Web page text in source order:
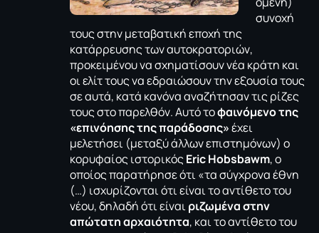
συνοχή
τους στην μεταβατική εποχή της
κατάρρευσης των αυτοκρατοριών,
προκειμένου να σχηματίσουν νέα κράτη και
οι ελίτ τους να εδραιώσουν την εξουσία τους
σε αυτά, κατά κανόνα αναζήτησαν τις ρίζες
τους στο παρελθόν. Αυτό τοφαινόμενο της
«επινόησης της παράδοσης»έχει
μελετήσει (μεταξύ άλλων επιστημόνων) ο
κορυφαίος ιστορικόςEric Hobsbawm, ο
οποίος παρατήρησε ότι «τα σύγχρονα έθνη
(…) ισχυρίζονται ότι είναι το αντίθετο του
νέου, δηλαδή ότι είναι ριζωμένα στην
απώτατη αρχαιότητα, και το αντίθετο του